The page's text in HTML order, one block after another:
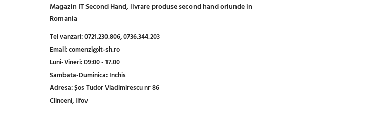
Magazin IT Second Hand, livrare produse second hand oriunde in
Romania
Tel vanzari:0721.230.806,0736.344.203
Email:comenzi@it-sh.ro
Luni-Vineri:09:00 - 17.00
Sambata-Duminica:Inchis
Adresa:Șos Tudor Vladimirescu nr 86
Clinceni, Ilfov